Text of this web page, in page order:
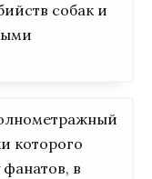
собак и
которого
в